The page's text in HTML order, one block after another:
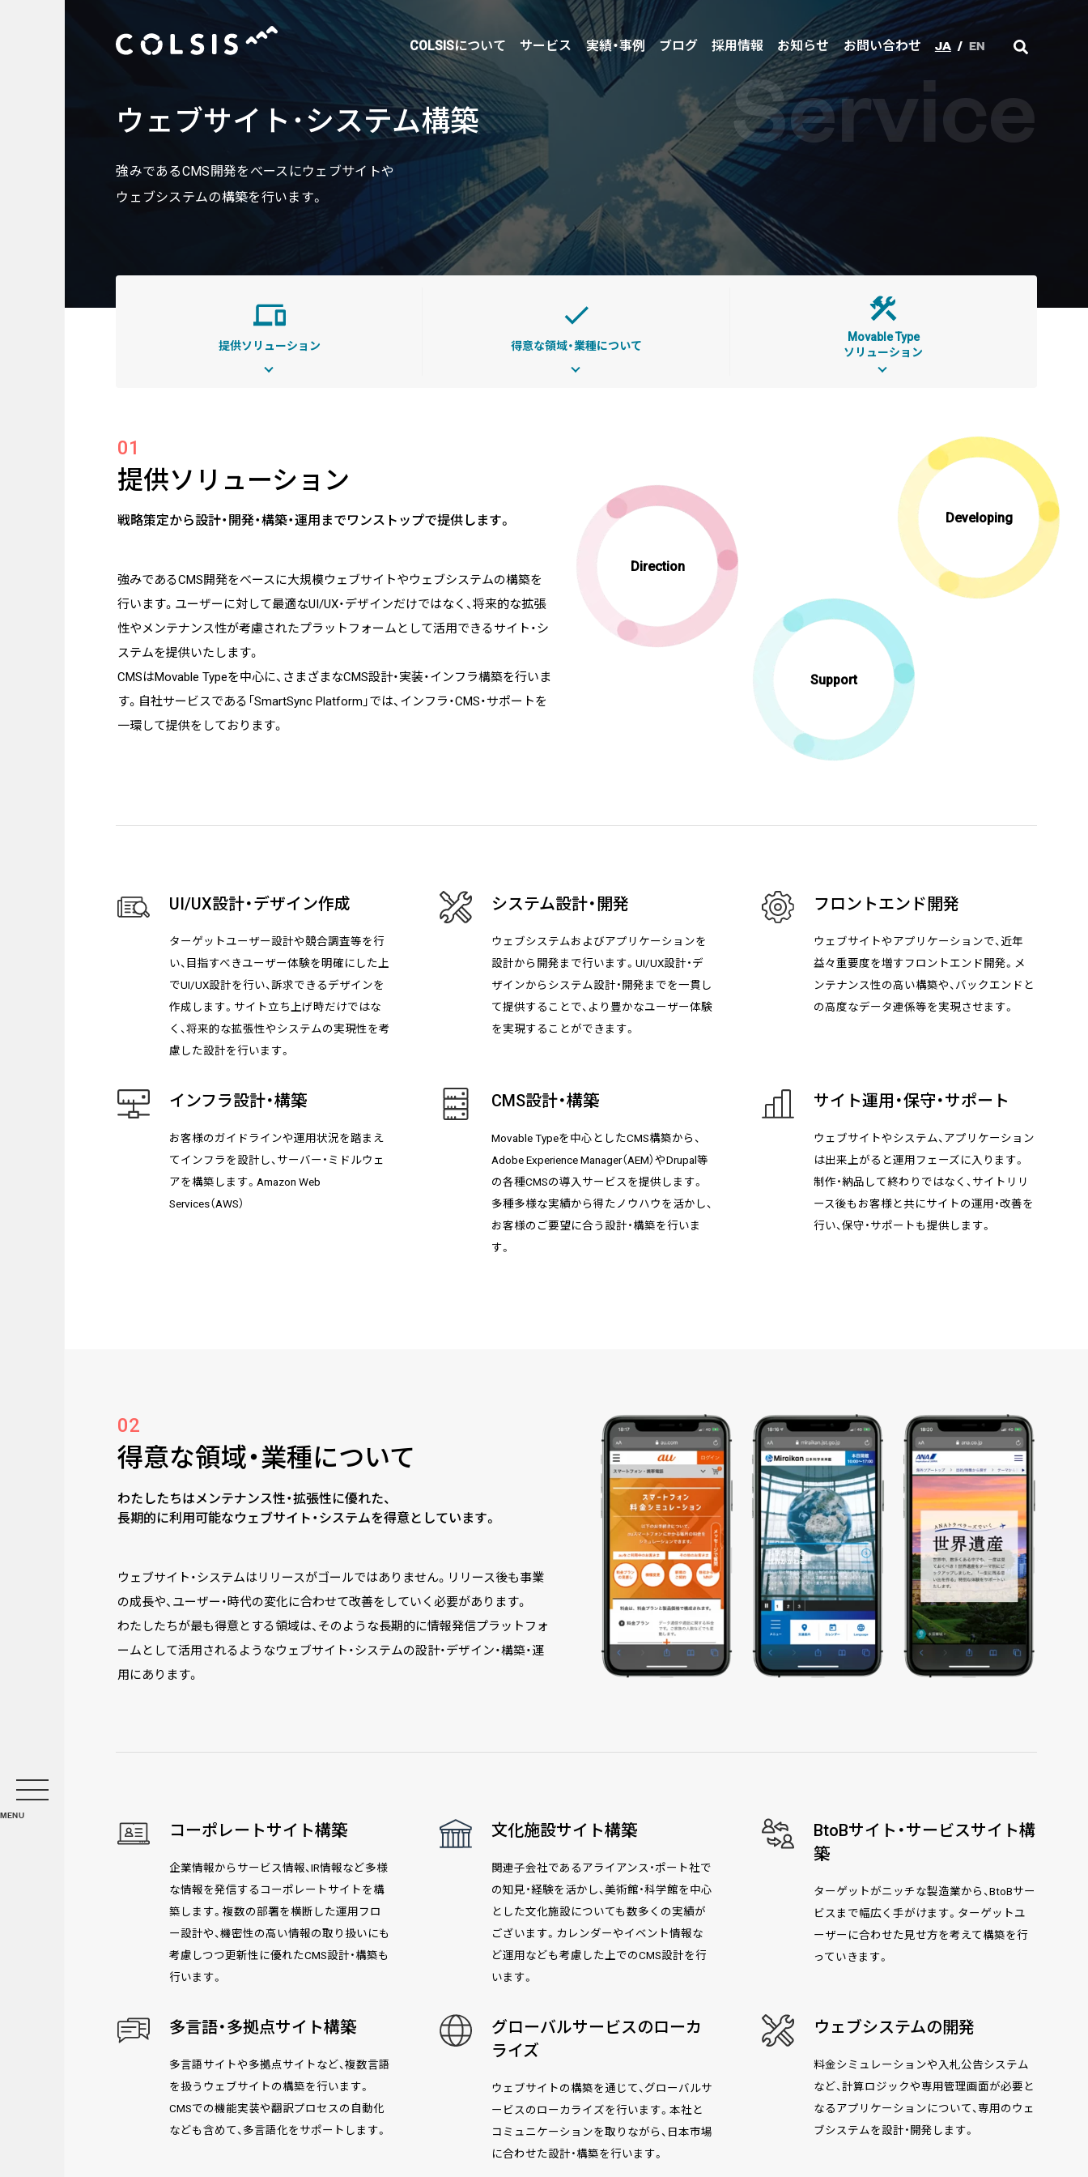
MENU
About us
コルシスについて
サービス
ウェブサイト･システム構築
Works
実績・事例
Blog
ブログ
Recruit
お問い合わせ
PICK UP
6月に入社しました眞鍋です。
技術ブログ
承認ボタンを押しただけ！ Cursor がやってくれた1時間の業務記録
Movable Type と WordPress の DB 接続情報を AWS Secrets Manager で
の実践ポイント
AWS Certified Solutions Architect – Associate（SAA-C03）合格体験記
COLSISについて サービス 実績・事例 ブログ 採用情報 お知らせ お問い合わせ JA / EN
Service
ウェブサイト･システム構築
強みであるCMS開発をべースにウェブサイトや
ウェブシステムの構築を行います。
提供ソリューション 得意な領域・業種について
Movable Type
ソリューション
01
提供ソリューション
戦略策定から設計・開発・構築・運用までワンストップで提供します。
強みであるCMS開発をべースに大規模ウェブサイトやウェブシステムの構築を
行います。ユーザーに対して最適なUI/UX・デザインだけではなく、将来的な拡張
性やメンテナンス性が考慮されたプラットフォームとして活用できるサイト・シ
ステムを提供いたします。
CMSはMovable Typeを中心に、さまざまなCMS設計・実装・インフラ構築を行いま
す。自社サービスである「SmartSync Platform」では、インフラ・CMS・サポートを
一環して提供をしております。
Direction
Support
Developing
UI/UX設計・デザイン作成
ターゲットユーザー設計や競合調査等を行
い、目指すべきユーザー体験を明確にした上
でUI/UX設計を行い、訴求できるデザインを
作成します。サイト立ち上げ時だけではな
く、将来的な拡張性やシステムの実現性を考
慮した設計を行います。
システム設計・開発
ウェブシステムおよびアプリケーションを
設計から開発まで行います。UI/UX設計・デ
ザインからシステム設計・開発までを一貫し
て提供することで、より豊かなユーザー体験
を実現することができます。
フロントエンド開発
ウェブサイトやアプリケーションで、近年
益々重要度を増すフロントエンド開発。メ
ンテナンス性の高い構築や、バックエンドと
の高度なデータ連係等を実現させます。
インフラ設計・構築
お客様のガイドラインや運用状況を踏まえ
てインフラを設計し、サーバー・ミドルウェ
アを構築します。Amazon Web
Services（AWS）
CMS設計・構築
Movable Typeを中心としたCMS構築から、
Adobe Experience Manager（AEM）やDrupal等
の各種CMSの導入サービスを提供します。
多種多様な実績から得たノウハウを活かし、
お客様のご要望に合う設計・構築を行いま
す。
サイト運用・保守・サポート
ウェブサイトやシステム、アプリケーション
は出来上がると運用フェーズに入ります。
制作・納品して終わりではなく、サイトリリ
ース後もお客様と共にサイトの運用・改善を
行い、保守・サポートも提供します。
02
得意な領域・業種について
わたしたちはメンテナンス性・拡張性に優れた、
長期的に利用可能なウェブサイト・システムを得意としています。
ウェブサイト・システムはリリースがゴールではありません。リリース後も事業
の成長や、ユーザー・時代の変化に合わせて改善をしていく必要があります。
わたしたちが最も得意とする領域は、そのような長期的に情報発信プラットフォ
ームとして活用されるようなウェブサイト・システムの設計・デザイン・構築・運
用にあります。
コーポレートサイト構築
企業情報からサービス情報、IR情報など多様
な情報を発信するコーポレートサイトを構
築します。複数の部署を横断した運用フロ
ー設計や、機密性の高い情報の取り扱いにも
考慮しつつ更新性に優れたCMS設計・構築も
行います。
文化施設サイト構築
関連子会社であるアライアンス・ポート社で
の知見・経験を活かし、美術館・科学館を中心
とした文化施設についても数多くの実績が
ございます。カレンダーやイベント情報な
ど運用なども考慮した上でのCMS設計を行
います。
BtoBサイト・サービスサイト構
築
ターゲットがニッチな製造業から、BtoBサー
ビスまで幅広く手がけます。ターゲットユ
ーザーに合わせた見せ方を考えて構築を行
っていきます。
多言語・多拠点サイト構築
多言語サイトや多拠点サイトなど、複数言語
を扱うウェブサイトの構築を行います。
CMSでの機能実装や翻訳プロセスの自動化
なども含めて、多言語化をサポートします。
グローバルサービスのローカ
ライズ
ウェブサイトの構築を通じて、グローバルサ
ービスのローカライズを行います。本社と
コミュニケーションを取りながら、日本市場
に合わせた設計・構築を行います。
ウェブシステムの開発
料金シミュレーションや入札公告システム
など、計算ロジックや専用管理画面が必要と
なるアプリケーションについて、専用のウェ
ブシステムを設計・開発します。